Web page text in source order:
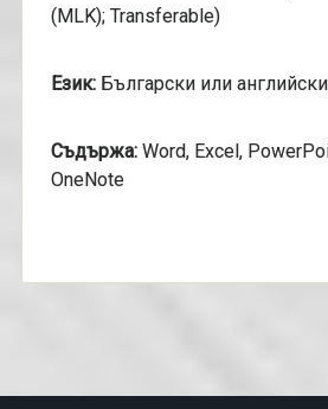
(MLK); Transferable)
Език:Български или английски
Съдържа:Word, Excel,
OneNote